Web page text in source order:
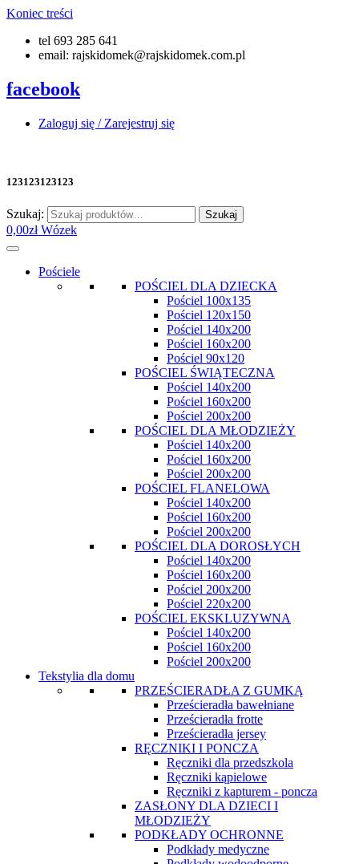
Koniec treści
tel 693 285 641
email: rajskidomek@rajskidomek.com.pl
facebook
Zaloguj się / Zarejestruj się
123123123123
Szukaj: Szukaj
0,00zł Wózek
Pościele
POŚCIEL DLA DZIECKA
Pościel 100x135
Pościel 120x150
Pościel 140x200
Pościel 160x200
Pościel 90x120
POŚCIEL ŚWIĄTECZNA
Pościel 140x200
Pościel 160x200
Pościel 200x200
POŚCIEL DLA MŁODZIEŻY
Pościel 140x200
Pościel 160x200
Pościel 200x200
POŚCIEL FLANELOWA
Pościel 140x200
Pościel 160x200
Pościel 200x200
POŚCIEL DLA DOROSŁYCH
Pościel 140x200
Pościel 160x200
Pościel 200x200
Pościel 220x200
POŚCIEL EKSKLUZYWNA
Pościel 140x200
Pościel 160x200
Pościel 200x200
Tekstylia dla domu
PRZEŚCIERADŁA Z GUMKĄ
Prześcieradła bawełniane
Prześcieradła frotte
Prześcieradła jersey
RĘCZNIKI I PONCZA
Ręczniki dla przedszkola
Ręczniki kąpielowe
Ręczniki z kapturem - poncza
ZASŁONY DLA DZIECI I
MŁODZIEŻY
PODKŁADY OCHRONNE
Podkłady medyczne